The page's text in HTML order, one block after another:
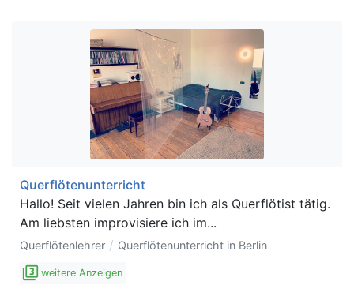
Querflötenunterricht
Hallo! Seit vielen Jahren bin ich als Querflötist tätig.
Am liebsten improvisiere ich im...
Querflötenlehrer / Querflötenunterricht in Berlin
filter_3 weitere Anzeigen